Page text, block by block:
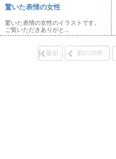
驚いた表情の女性
驚いた表情の女性のイラストです。
ご覧いただきありがと...
最初 前の20件